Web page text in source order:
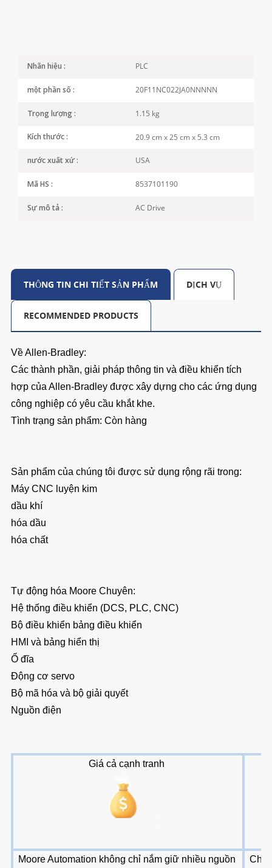
Nhãn hiệu : PLC
một phần số : 20F11NC022JA0NNNNN
Trọng lượng : 1.15 kg
Kích thước : 20.9 cm x 25 cm x 5.3 cm
nước xuất xứ : USA
Mã HS : 8537101190
Sự mô tả : AC Drive
THÔNG TIN CHI TIẾT SẢN PHẨM DỊCH VỤ
RECOMMENDED PRODUCTS
Về Allen-Bradley:
Các thành phần, giải pháp thông tin và điều khiển tích
hợp của Allen‑Bradley được xây dựng cho các ứng dụng
công nghiệp có yêu cầu khắt khe.
Tình trạng sản phẩm: Còn hàng
Sản phẩm của chúng tôi được sử dụng rộng rãi trong:
Máy CNC luyện kim
dầu khí
hóa dầu
hóa chất
Tự động hóa Moore Chuyên:
Hệ thống điều khiển (DCS, PLC, CNC)
Bộ điều khiển bảng điều khiển
HMI và bảng hiển thị
Ổ đĩa
Động cơ servo
Bộ mã hóa và bộ giải quyết
Nguồn điện
Giá cả cạnh tranh
Moore Automation không chỉ nắm giữ nhiều nguồn